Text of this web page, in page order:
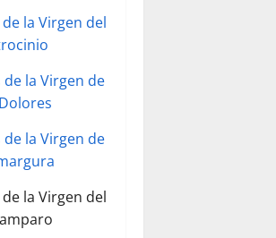
la Virgen del
de la Virgen de
de la Virgen de
la Virgen del